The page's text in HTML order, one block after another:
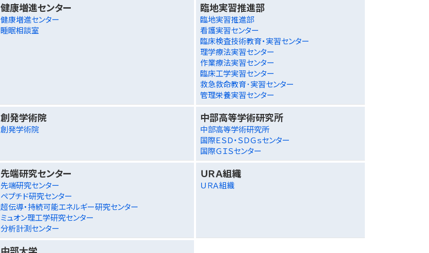
健康増進センター
健康増進センター
睡眠相談室
臨地実習推進部
臨地実習推進部
看護実習センター
臨床検査技術教育・実習センター
理学療法実習センター
作業療法実習センター
臨床工学実習センター
救急救命教育･実習センター
管理栄養実習センター
創発学術院
創発学術院
中部高等学術研究所
中部高等学術研究所
国際ＥＳＤ・ＳＤＧｓセンター
国際ＧＩＳセンター
先端研究センター
先端研究センター
ペプチド研究センター
超伝導・持続可能エネルギー研究センター
ミュオン理工学研究センター
分析計測センター
ＵＲＡ組織
ＵＲＡ組織